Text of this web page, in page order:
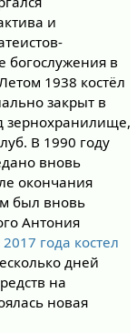
и
богослужения в
1938 костёл
закрыт в
зернохранилище,
В 1990 году
вновь
окончания
был вновь
Антония
года костел
дней
на
новая